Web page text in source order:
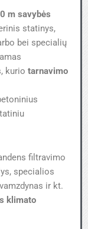
m savybės
statinys,
bei specialių
kurio tarnavimo
filtravimo
specialios
ir kt.
klimato